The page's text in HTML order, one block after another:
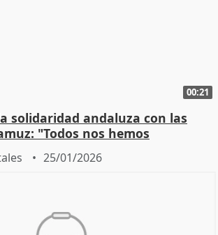
00:21
solidaridad andaluza con las
"Todos nos hemos
25/01/2026